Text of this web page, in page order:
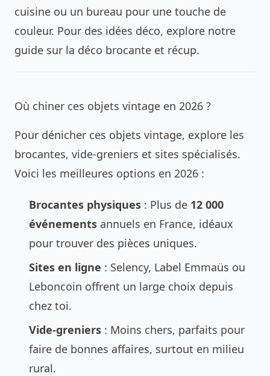
cuisine ou un bureau pour une touche de
couleur. Pour des idées déco, explore notre
guide sur la déco brocante et récup.
Où chiner ces objets vintage en 2026 ?
Pour dénicher ces objets vintage, explore les
brocantes, vide-greniers et sites spécialisés.
Voici les meilleures options en 2026 :
Brocantes physiques : Plus de 12 000
événements annuels en France, idéaux
pour trouver des pièces uniques.
Sites en ligne : Selency, Label Emmaüs ou
Leboncoin offrent un large choix depuis
chez toi.
Vide-greniers : Moins chers, parfaits pour
faire de bonnes affaires, surtout en milieu
rural.